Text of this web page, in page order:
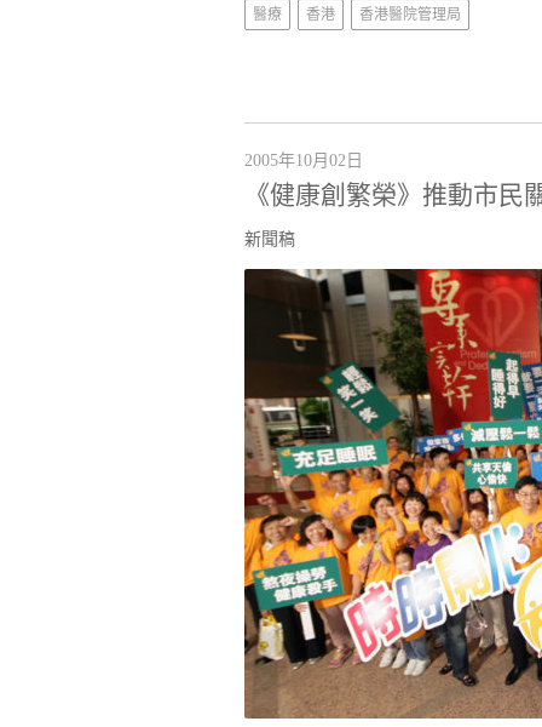
醫療 香港 香港醫院管理局
2005年10月02日
《健康創繁榮》推動市民
新聞稿